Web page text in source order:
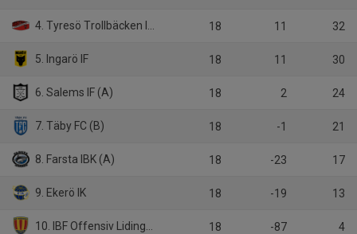
4. Tyresö Trollbäcken IBK 18 11 32
5. Ingarö IF 18 11 30
6. Salems IF (A) 18 2 24
7. Täby FC (B) 18 -1 21
8. Farsta IBK (A) 18 -23 17
9. Ekerö IK 18 -19 13
10. IBF Offensiv Lidingö/Djurgårdens IF IBS 18 -87 4